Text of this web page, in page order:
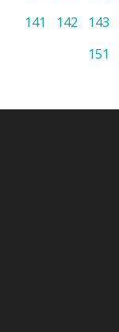
141
142 143
151